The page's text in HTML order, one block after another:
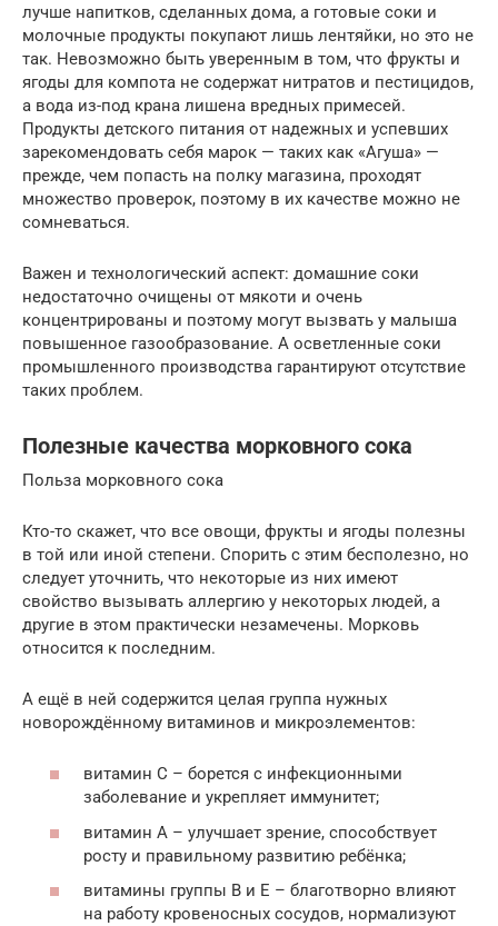
лучше напитков, сделанных дома, а готовые соки и
молочные продукты покупают лишь лентяйки, но это не
так. Невозможно быть уверенным в том, что фрукты и
ягоды для компота не содержат нитратов и пестицидов,
а вода из-под крана лишена вредных примесей.
Продукты детского питания от надежных и успевших
зарекомендовать себя марок — таких как «Агуша» —
прежде, чем попасть на полку магазина, проходят
множество проверок, поэтому в их качестве можно не
сомневаться.
Важен и технологический аспект: домашние соки
недостаточно очищены от мякоти и очень
концентрированы и поэтому могут вызвать у малыша
повышенное газообразование. А осветленные соки
промышленного производства гарантируют отсутствие
таких проблем.
Полезные качества морковного сока
Польза морковного сока
Кто-то скажет, что все овощи, фрукты и ягоды полезны
в той или иной степени. Спорить с этим бесполезно, но
следует уточнить, что некоторые из них имеют
свойство вызывать аллергию у некоторых людей, а
другие в этом практически незамечены. Морковь
относится к последним.
А ещё в ней содержится целая группа нужных
новорождённому витаминов и микроэлементов:
витамин С – борется с инфекционными
заболевание и укрепляет иммунитет;
витамин А – улучшает зрение, способствует
росту и правильному развитию ребёнка;
витамины группы В и Е – благотворно влияют
на работу кровеносных сосудов, нормализуют